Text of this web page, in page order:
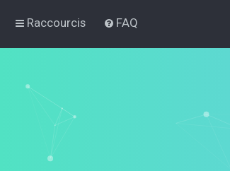
Raccourcis FAQ